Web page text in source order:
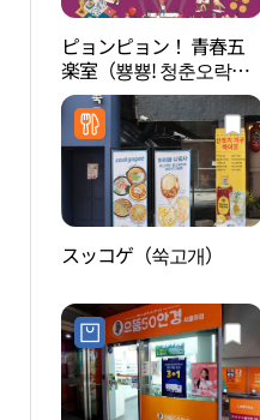
ピョンピョン！ 青春五
楽室（뿅뿅! 청춘오락실 :
샤로수길 청춘들의 다섯
가지 즐거움）
スッコゲ（쑥고개）